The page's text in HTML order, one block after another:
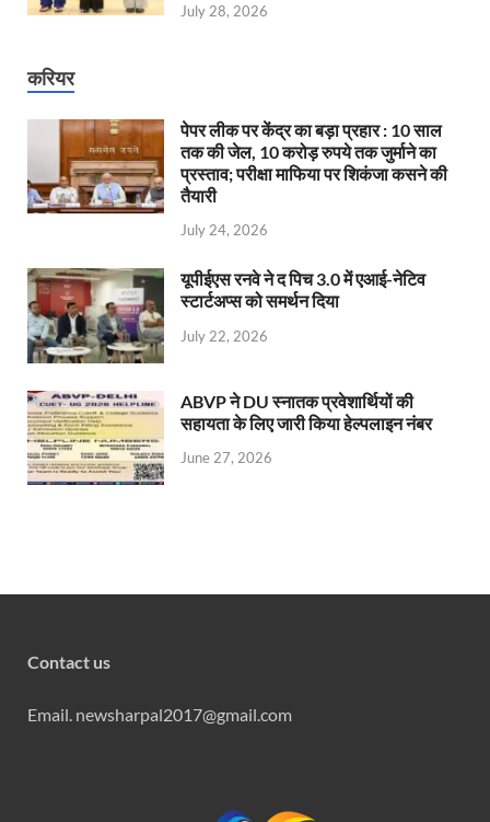
July 28, 2026
करियर
पेपर लीक पर केंद्र का बड़ा प्रहार : 10 साल
तक की जेल, 10 करोड़ रुपये तक जुर्माने का
प्रस्ताव; परीक्षा माफिया पर शिकंजा कसने की
तैयारी
July 24, 2026
यूपीईएस रनवे ने द पिच 3.0 में एआई-नेटिव
स्टार्टअप्स को समर्थन दिया
July 22, 2026
ABVP ने DU स्नातक प्रवेशार्थियों की
सहायता के लिए जारी किया हेल्पलाइन नंबर
June 27, 2026
Contact us
Email. newsharpal2017@gmail.com